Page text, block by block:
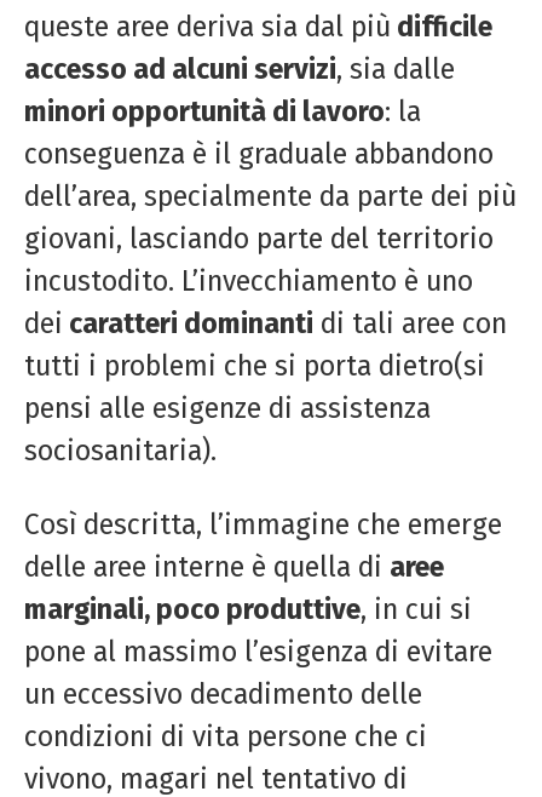
queste aree deriva sia dal più difficile
accesso ad alcuni servizi, sia dalle
minori opportunità di lavoro: la
conseguenza è il graduale abbandono
dell’area, specialmente da parte dei più
giovani, lasciando parte del territorio
incustodito. L’invecchiamento è uno
dei caratteri dominanti di tali aree con
tutti i problemi che si porta dietro(si
pensi alle esigenze di assistenza
sociosanitaria).
Così descritta, l’immagine che emerge
delle aree interne è quella di aree
marginali, poco produttive, in cui si
pone al massimo l’esigenza di evitare
un eccessivo decadimento delle
condizioni di vita persone che ci
vivono, magari nel tentativo di